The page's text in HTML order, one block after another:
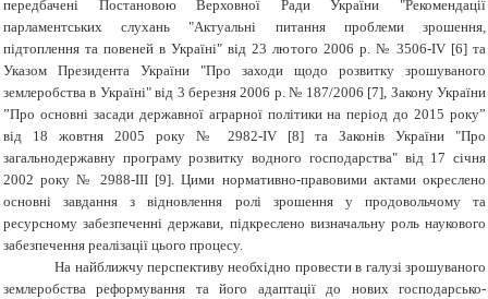
передбачені Постановою Верховної Ради України "Рекомендації
парламентських слухань "Актуальні питання проблеми зрошення,
підтоплення та повеней в Україні" від 23 лютого 2006 р. № 3506-ІV [6] та
Указом Президента України "Про заходи щодо розвитку зрошуваного
землеробства в Україні" від 3 березня 2006 р. № 187/2006 [7], Закону України
”Про основні засади державної аграрної політики на період до 2015 року”
від 18 жовтня 2005 року № 2982-ІV [8] та Законів України "Про
загальнодержавну програму розвитку водного господарства" від 17 січня
2002 року № 2988-ІІІ [9]. Цими нормативно-правовими актами окреслено
основні завдання з відновлення ролі зрошення у продовольчому та
ресурсному забезпеченні держави, підкреслено визначальну роль наукового
забезпечення реалізації цього процесу.
На найближчу перспективу необхідно провести в галузі зрошуваного
землеробства реформування та його адаптації до нових господарсько-